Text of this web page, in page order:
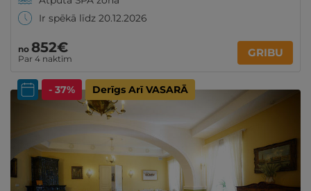
Ir spēkā līdz 20.12.2026
no 852€
Par 4 naktīm GRIBU
- 37% Derīgs Arī VASARĀ